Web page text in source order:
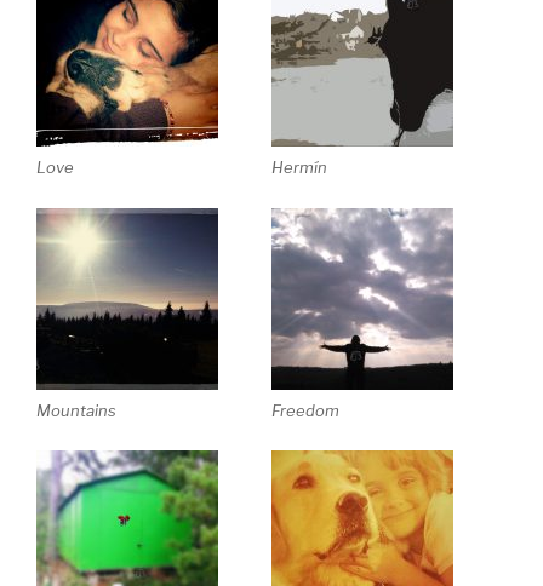
Love Hermín
Mountains Freedom